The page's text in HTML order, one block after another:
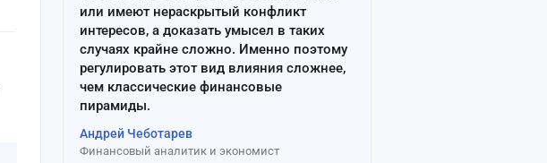
или имеют нераскрытый конфликт
интересов, а доказать умысел в таких
случаях крайне сложно. Именно поэтому
регулировать этот вид влияния сложнее,
чем классические финансовые
пирамиды.
Андрей Чеботарев
Финансовый аналитик и экономист